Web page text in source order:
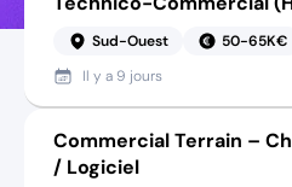
Sud-Ouest
50-65K€
Il y a 9 jours
Commercial Terrain –
/ Logiciel